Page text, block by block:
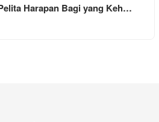
Harapan Bagi yang Keh…